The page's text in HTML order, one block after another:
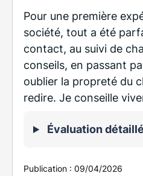
Pour une première
société, tout a été
contact, au suivi de
conseils, en passant
oublier la propreté du
redire. Je conseille
Évaluation
Publication : 09/04/2026